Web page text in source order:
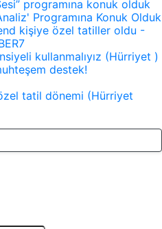
programına konuk olduk
Programına Konuk Olduk
kişiye özel tatiller oldu -
kullanmalıyız (Hürriyet )
destek!
tatil dönemi (Hürriyet